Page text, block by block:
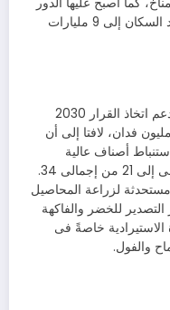
الأكبر فى توفير الغذاء فى العالم مع تزايد السكان إلى 9 مليارات
وأشار أن استراتيجية مركز المعلومات ودعم اتخاذ القرار 2030
تستهدف زيادة المساحة الزراعية الى 12 مليون فدان، لافتا إلى أن
أصناف عالية
الإنتاجية ترفع من ترتيبها فى الإنتاج العالمى إلى 21 من إجمالى 34.
لزراعة المحاصيل
للخضر والفاكهة
خاصةً فى
والفول.